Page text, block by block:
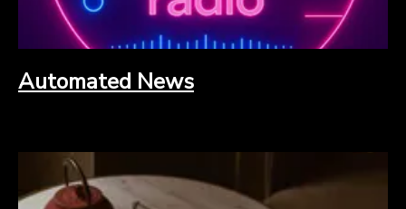
Automated News